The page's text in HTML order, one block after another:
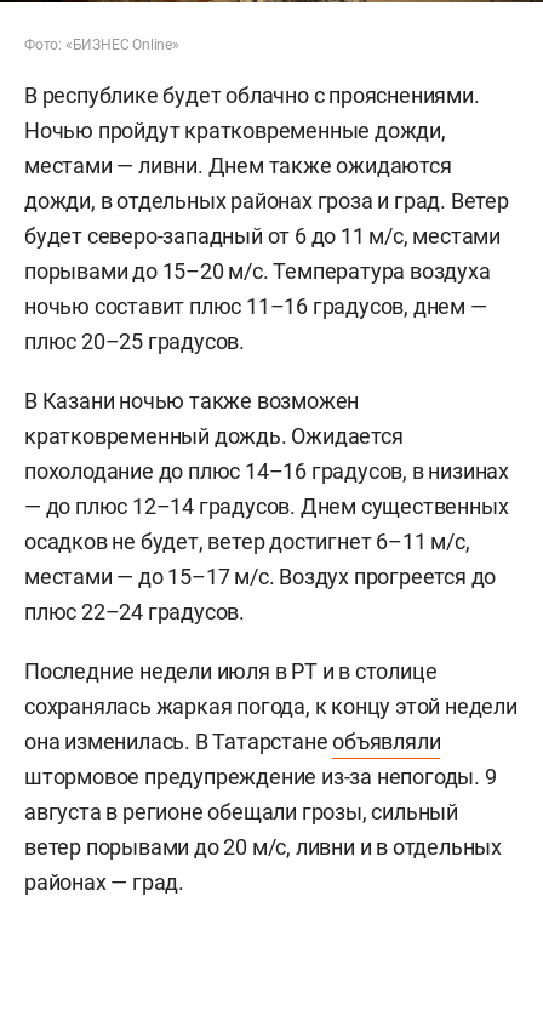
Фото: «БИЗНЕС Online»
В республике будет облачно с прояснениями.
Ночью пройдут кратковременные дожди,
местами — ливни. Днем также ожидаются
дожди, в отдельных районах гроза и град. Ветер
будет северо-западный от 6 до 11 м/с, местами
порывами до 15–20 м/с. Температура воздуха
ночью составит плюс 11–16 градусов, днем —
плюс 20–25 градусов.
В Казани ночью также возможен
кратковременный дождь. Ожидается
похолодание до плюс 14–16 градусов, в низинах
— до плюс 12–14 градусов. Днем существенных
осадков не будет, ветер достигнет 6–11 м/c,
местами — до 15–17 м/с. Воздух прогреется до
плюс 22–24 градусов.
Последние недели июля в РТ и в столице
сохранялась жаркая погода, к концу этой недели
она изменилась. В Татарстанеобъявляли
штормовое предупреждение из-за непогоды. 9
августа в регионе обещали грозы, сильный
ветер порывами до 20 м/с, ливни и в отдельных
районах — град.